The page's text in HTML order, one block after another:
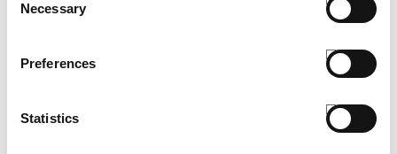
Selection
Necessary
Preferences
Statistics
COMPLETA IL LOOK